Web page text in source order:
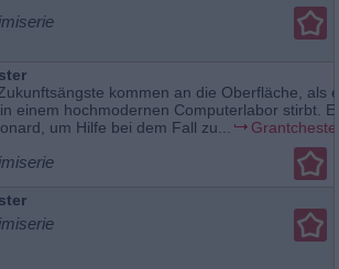
kommen an die Oberfläche, als
einem hochmodernen Computerlabor stirbt.
um Hilfe bei dem Fall zu...